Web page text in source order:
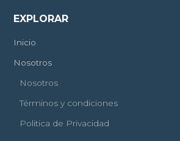
EXPLORAR
Inicio
Nosotros
Nosotros
Términos y condiciones
Politica de Privacidad